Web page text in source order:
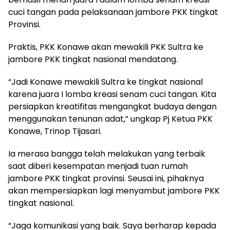
cuci tangan pada pelaksanaan jambore PKK tingkat
Provinsi.
Praktis, PKK Konawe akan mewakili PKK Sultra ke
jambore PKK tingkat nasional mendatang.
“Jadi Konawe mewakili Sultra ke tingkat nasional
karena juara I lomba kreasi senam cuci tangan. Kita
persiapkan kreatifitas mengangkat budaya dengan
menggunakan tenunan adat,” ungkap Pj Ketua PKK
Konawe, Trinop Tijasari.
Ia merasa bangga telah melakukan yang terbaik
saat diberi kesempatan menjadi tuan rumah
jambore PKK tingkat provinsi. Seusai ini, pihaknya
akan mempersiapkan lagi menyambut jambore PKK
tingkat nasional.
“Jaga komunikasi yang baik. Saya berharap kepada